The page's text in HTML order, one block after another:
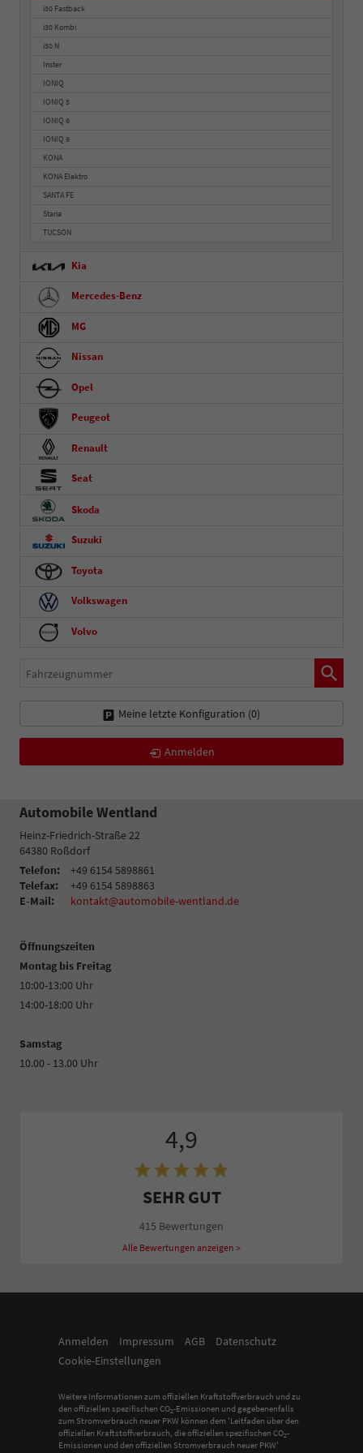
i30 Fastback
i30 Kombi
i30 N
Inster
IONIQ
IONIQ 5
IONIQ 6
IONIQ 9
KONA
KONA Elektro
SANTA FE
Staria
TUCSON
Kia
Mercedes-Benz
MG
Nissan
Opel
Peugeot
Renault
Seat
Skoda
Suzuki
Toyota
Volkswagen
Volvo
Fahrzeugnummer
Meine letzte Konfiguration (0)
Anmelden
Automobile Wentland
Heinz-Friedrich-Straße 22
64380 Roßdorf
Telefon:
+49 6154 5898861
Telefax:
+49 6154 5898863
E-Mail:
kontakt@automobile-wentland.de
Öffnungszeiten
Montag bis Freitag
10:00-13:00 Uhr
14:00-18:00 Uhr
Samstag
10.00 - 13.00 Uhr
4,9
SEHR GUT
415 Bewertungen
Alle Bewertungen anzeigen >
Anmelden Impressum AGB
Datenschutz
Cookie-Einstellungen
Weitere Informationen zum offiziellen Kraftstoffverbrauch und zu
den offiziellen spezifischen CO2-Emissionen und gegebenenfalls
zum Stromverbrauch neuer PKW können dem 'Leitfaden über den
offiziellen Kraftstoffverbrauch, die offiziellen spezifischen CO2-
Emissionen und den offiziellen Stromverbrauch neuer PKW'